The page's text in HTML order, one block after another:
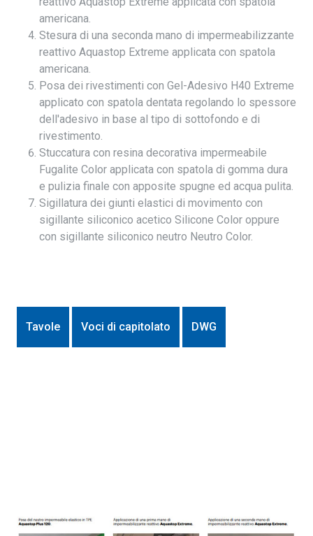
americana.
Stesura di una seconda mano di impermeabilizzante
reattivo Aquastop Extreme applicata con spatola
americana.
Posa dei rivestimenti con Gel-Adesivo H40 Extreme
applicato con spatola dentata regolando lo spessore
dell'adesivo in base al tipo di sottofondo e di
rivestimento.
Stuccatura con resina decorativa impermeabile
Fugalite Color applicata con spatola di gomma dura
e pulizia finale con apposite spugne ed acqua pulita.
Sigillatura dei giunti elastici di movimento con
sigillante siliconico acetico Silicone Color oppure
con sigillante siliconico neutro Neutro Color.
Tavole Voci di capitolato DWG